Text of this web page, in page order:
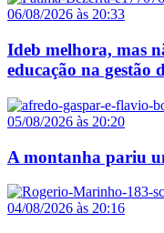
06/08/2026 às 20:33
Ideb melhora, mas
educação na gestão
05/08/2026 às 20:20
A montanha pariu
04/08/2026 às 20:16